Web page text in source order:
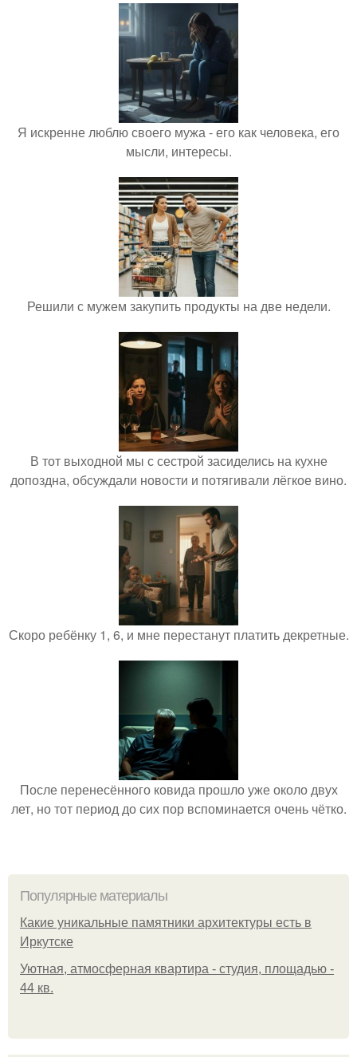
Я искренне люблю своего мужа - его как человека, его
мысли, интересы.
Решили с мужем закупить продукты на две недели.
В тот выходной мы с сестрой засиделись на кухне
допоздна, обсуждали новости и потягивали лёгкое вино.
Скоро ребёнку 1, 6, и мне перестанут платить декретные.
После перенесённого ковида прошло уже около двух
лет, но тот период до сих пор вспоминается очень чётко.
Популярные материалы
Какие уникальные памятники архитектуры есть в
Иркутске
Уютная, атмосферная квартира - студия, площадью -
44 кв.